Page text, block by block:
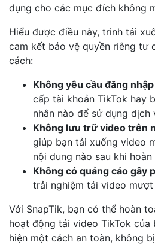
dụng cho các mục đích không
Hiểu được điều này, trình tải
cam kết bảo vệ quyền riêng tư
cách:
Không yêu cầu đăng nhập
cấp tài khoản TikTok hay
nhân nào để sử dụng dịch
Không lưu trữ video trên
giúp bạn tải xuống video
nội dung nào sau khi hoàn
Không có quảng cáo gây
trải nghiệm tải video mượt
Với SnapTik, bạn có thể hoàn
hoạt động tải video TikTok của
hiện một cách an toàn, không